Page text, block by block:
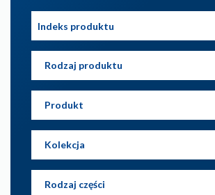
Rodzaj produktu
Produkt
Kolekcja
Rodzaj części